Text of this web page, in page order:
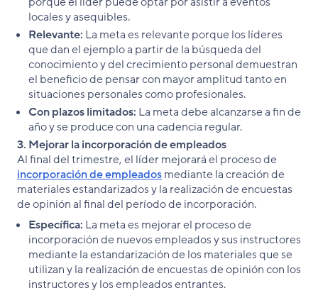
locales y asequibles.
Relevante: La meta es relevante porque los líderes
que dan el ejemplo a partir de la búsqueda del
conocimiento y del crecimiento personal demuestran
el beneficio de pensar con mayor amplitud tanto en
situaciones personales como profesionales.
Con plazos limitados: La meta debe alcanzarse a fin de
año y se produce con una cadencia regular.
3. Mejorar la incorporación de empleados
Al final del trimestre, el líder mejorará el proceso de
incorporación de empleadosmediante la creación de
materiales estandarizados y la realización de encuestas
de opinión al final del período de incorporación.
Específica: La meta es mejorar el proceso de
incorporación de nuevos empleados y sus instructores
mediante la estandarización de los materiales que se
utilizan y la realización de encuestas de opinión con los
instructores y los empleados entrantes.